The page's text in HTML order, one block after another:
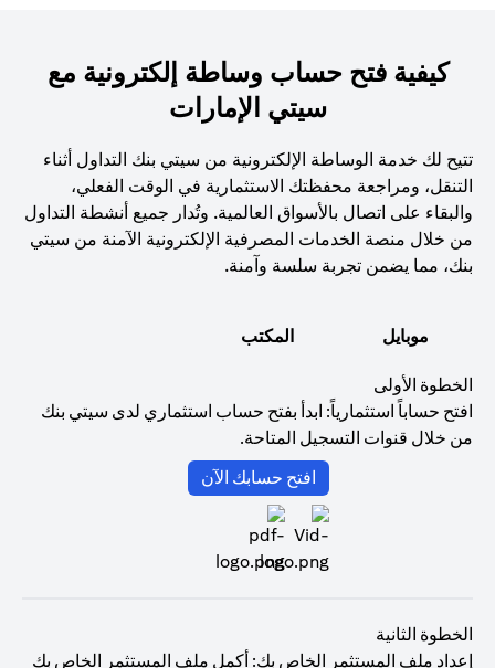
كيفية فتح حساب وساطة إلكترونية مع
سيتي الإمارات
تتيح لك خدمة الوساطة الإلكترونية من سيتي بنك التداول أثناء
التنقل، ومراجعة محفظتك الاستثمارية في الوقت الفعلي،
والبقاء على اتصال بالأسواق العالمية. وتُدار جميع أنشطة التداول
من خلال منصة الخدمات المصرفية الإلكترونية الآمنة من سيتي
بنك، مما يضمن تجربة سلسة وآمنة.
موبايل المكتب
الخطوة الأولى
افتح حساباً استثمارياً: ابدأ بفتح حساب استثماري لدى سيتي بنك
من خلال قنوات التسجيل المتاحة.
افتح حسابك الآن
الخطوة الثانية
إعداد ملف المستثمر الخاص بك: أكمل ملف المستثمر الخاص بك